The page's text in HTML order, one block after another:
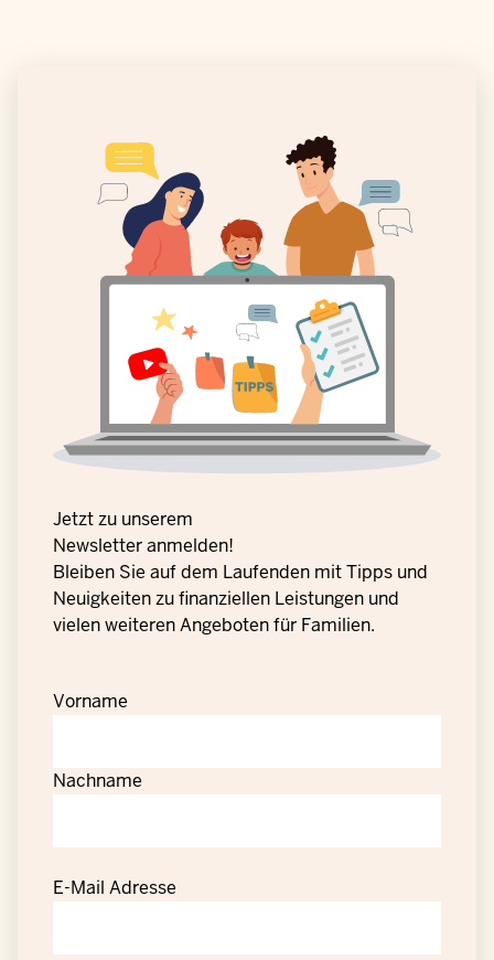
Jetzt zu unserem
Newsletter anmelden!
Bleiben Sie auf dem Laufenden mit Tipps und
Neuigkeiten zu finanziellen Leistungen und
vielen weiteren Angeboten für Familien.
Vorname
Nachname
E-Mail Adresse